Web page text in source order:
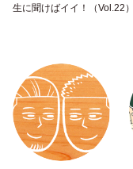
生に聞けばイイ！（Vol.22）